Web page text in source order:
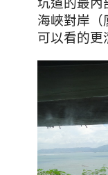
海峽對岸
可以看的更